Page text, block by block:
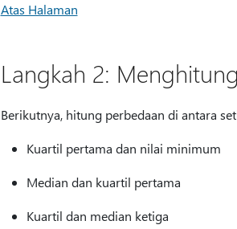
Atas Halaman
Langkah 2:
Berikutnya, hitung perbedaan di antara
Kuartil pertama dan nilai minimum
Median dan kuartil pertama
Kuartil dan median ketiga